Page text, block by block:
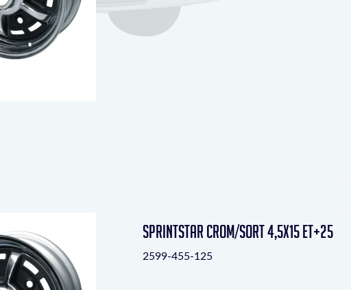
Sprintstar crom/sort 4,5x15 ET+25
2599-455-125